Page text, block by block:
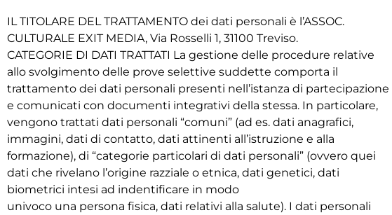
IL TITOLARE DEL TRATTAMENTO dei dati personali è l’ASSOC.
CULTURALE EXIT MEDIA, Via Rosselli 1, 31100 Treviso.
CATEGORIE DI DATI TRATTATI La gestione delle procedure relative
allo svolgimento delle prove selettive suddette comporta il
trattamento dei dati personali presenti nell’istanza di partecipazione
e comunicati con documenti integrativi della stessa. In particolare,
vengono trattati dati personali “comuni” (ad es. dati anagrafici,
immagini, dati di contatto, dati attinenti all’istruzione e alla
formazione), di “categorie particolari di dati personali” (ovvero quei
dati che rivelano l’origine razziale o etnica, dati genetici, dati
biometrici intesi ad indentificare in modo
univoco una persona fisica, dati relativi alla salute). I dati personali